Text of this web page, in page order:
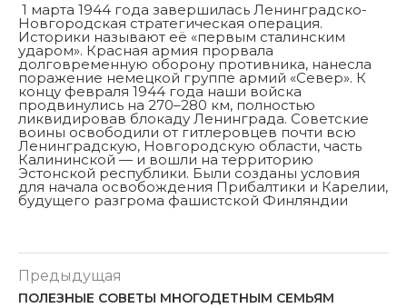
1 марта 1944 года завершилась Ленинградско-
Новгородская стратегическая операция.
Историки называют её «первым сталинским
ударом». Красная армия прорвала
долговременную оборону противника, нанесла
поражение немецкой группе армий «Север». К
концу февраля 1944 года наши войска
продвинулись на 270–280 км, полностью
ликвидировав блокаду Ленинграда. Советские
воины освободили от гитлеровцев почти всю
Ленинградскую, Новгородскую области, часть
Калининской — и вошли на территорию
Эстонской республики. Были созданы условия
для начала освобождения Прибалтики и Карелии,
будущего разгрома фашистской Финляндии
Предыдущая
ПОЛЕЗНЫЕ СОВЕТЫ МНОГОДЕТНЫМ СЕМЬЯМ